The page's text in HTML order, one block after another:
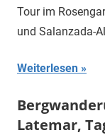
Tour im
und Salanzada-
Weiterlesen
Latemar,